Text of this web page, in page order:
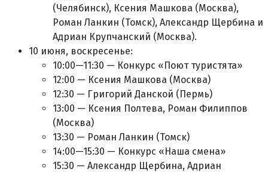
(Челябинск), Ксения Машкова (Москва),
Роман Ланкин (Томск), Александр Щербина и
Адриан Крупчанский (Москва).
10 июня, воскресенье:
10:00—11:30 — Конкурс «Поют туристята»
12:00 — Ксения Машкова (Москва)
12:30 — Григорий Данской (Пермь)
13:00 — Ксения Полтева, Роман Филиппов
(Москва)
13:30 — Роман Ланкин (Томск)
14:00—15:30 — Конкурс «Наша смена»
15:30 — Александр Щербина, Адриан